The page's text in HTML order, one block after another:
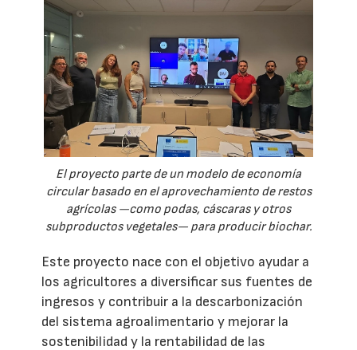
El proyecto parte de un modelo de economía
circular basado en el aprovechamiento de restos
agrícolas —como podas, cáscaras y otros
subproductos vegetales— para producir biochar.
Este proyecto nace con el objetivo ayudar a
los agricultores a diversificar sus fuentes de
ingresos y contribuir a la descarbonización
del sistema agroalimentario y mejorar la
sostenibilidad y la rentabilidad de las